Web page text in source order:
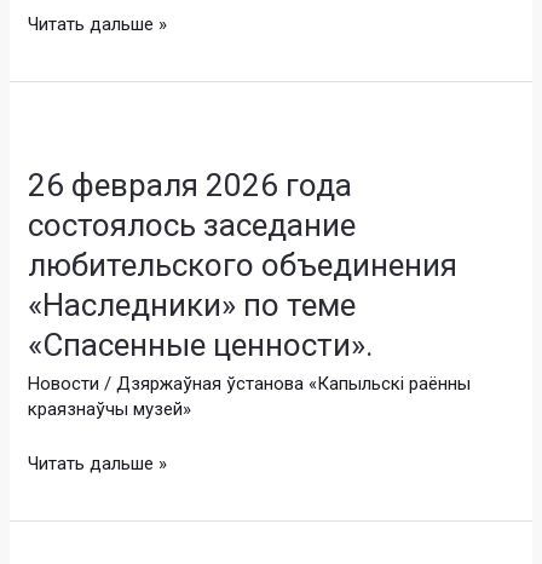
преступление
восстановленных
района.
Читать дальше »
26 февраля 2026 года
состоялось заседание
любительского объединения
«Наследники» по теме
«Спасенные ценности».
Новости /Дзяржаўная ўстанова «Капыльскі раённы
краязнаўчы музей»
2026
состоялось
заседание
любительского
объединения
«Наследники»
по
теме
ценности».
Читать дальше »